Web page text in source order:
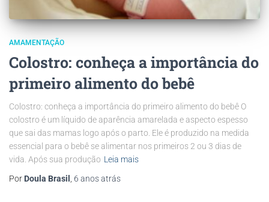
AMAMENTAÇÃO
Colostro: conheça a importância do
primeiro alimento do bebê
Colostro: conheça a importância do primeiro alimento do bebê O
colostro é um líquido de aparência amarelada e aspecto espesso
que sai das mamas logo após o parto. Ele é produzido na medida
essencial para o bebê se alimentar nos primeiros 2 ou 3 dias de
vida. Após sua produção Leia mais
Por Doula Brasil 6 anosatrás